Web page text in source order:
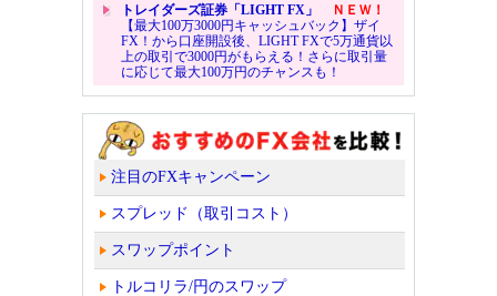
トレイダーズ証券「LIGHT FX」
ＮＥＷ！
【最大100万3000円キャッシュバック】ザイ
FX！から口座開設後、LIGHT FXで5万通貨以
上の取引で3000円がもらえる！さらに取引量
に応じて最大100万円のチャンスも！
注目のFXキャンペーン
スプレッド（取引コスト）
スワップポイント
トルコリラ/円のスワップ